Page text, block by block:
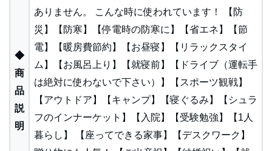
◆
商
品
説
明
ありません。 こんな時に使われています！ 【防
災】【防寒】【停電時の防寒に】【省エネ】【節
電】【暖房費節約】【お昼寝】【リラックスタイ
ム】【お風呂上り】【就寝前】【ドライブ（運転手
は絶対に使わないで下さい）】【スポーツ観戦】
【アウトドア】【キャンプ】【寝ぐるみ】【シュラ
フのインナーケット】【入院】【受験勉強】【1人
暮らし】 【座ってできる家事】【デスクワーク】